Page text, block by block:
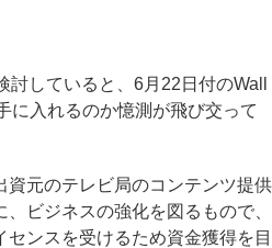
していると、6月22日付のWall
に入れるのか憶測が飛び交って
元のテレビ局のコンテンツ提供
ビジネスの強化を図るもので、
ンスを受けるため資金獲得を目